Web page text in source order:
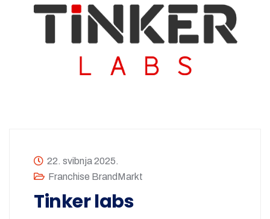
22. svibnja 2025.
Franchise BrandMarkt
Tinker labs